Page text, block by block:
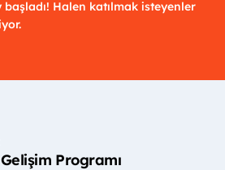
Halen katılmak isteyenler
Gelişim Programı